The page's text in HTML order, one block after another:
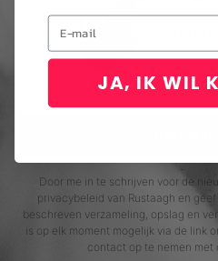
SCHRIJF JE IN
Door me in te schrijven voor de
privacybeleid van Rustaagh en
beschreven verzameling, opslag en
is op elk moment mogelijk via de link
contact op te nemen met
Email
JA, IK WIL